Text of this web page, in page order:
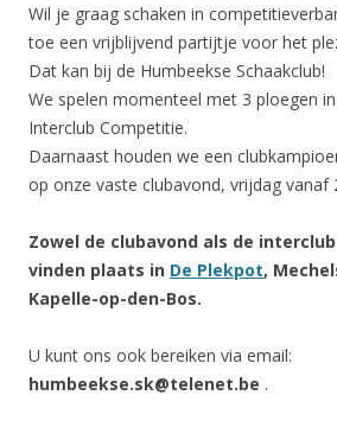
Wil je graag schaken in
toe een vrijblijvend partijtje voor het
Dat kan bij de Humbeekse Schaakclub!
We spelen momenteel met 3 ploegen
Interclub Competitie.
Daarnaast houden we een
op onze vaste clubavond, vrijdag vanaf
Zowel de clubavond als de
vinden plaats in De Plekpot,
Kapelle-op-den-Bos.
U kunt ons ook bereiken via email:
humbeekse.sk@telenet.be .